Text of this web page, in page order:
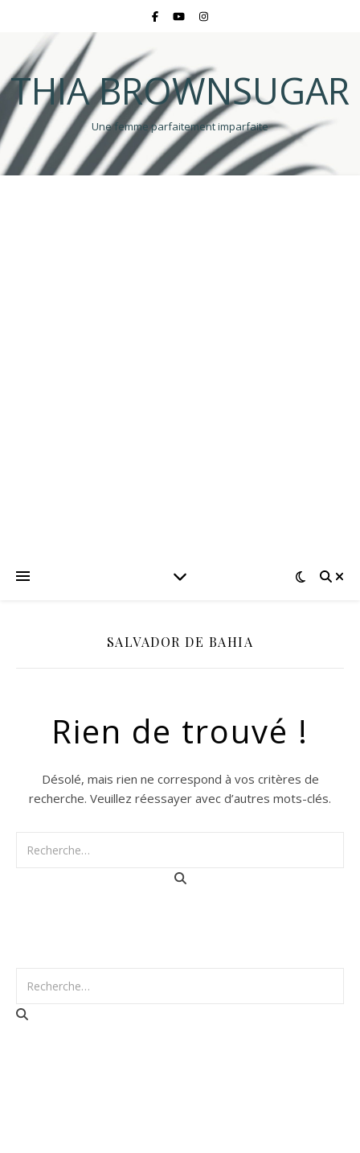
THIA BROWNSUGAR
Une femme parfaitement imparfaite
SALVADOR DE BAHIA
Rien de trouvé !
Désolé, mais rien ne correspond à vos critères de
recherche. Veuillez réessayer avec d’autres mots-clés.